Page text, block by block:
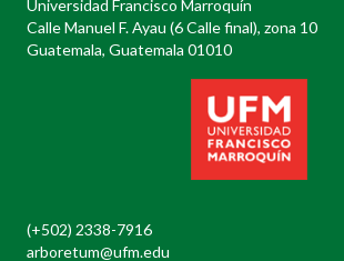
Universidad Francisco Marroquín
Calle Manuel F. Ayau (6 Calle final), zona 10
Guatemala, Guatemala 01010
(+502) 2338-7916
arboretum@ufm.edu